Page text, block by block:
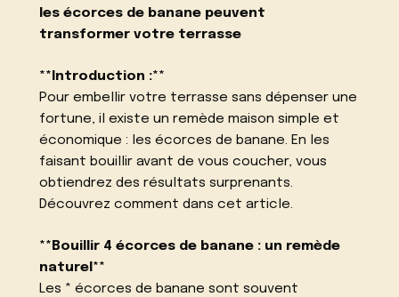
les écorces de banane peuvent
transformer votre terrasse
**Introduction :**
Pour embellir votre terrasse sans dépenser une
fortune, il existe un remède maison simple et
économique : les écorces de banane. En les
faisant bouillir avant de vous coucher, vous
obtiendrez des résultats surprenants.
Découvrez comment dans cet article.
**Bouillir 4 écorces de banane : un remède
naturel**
Les * écorces de banane sont souvent